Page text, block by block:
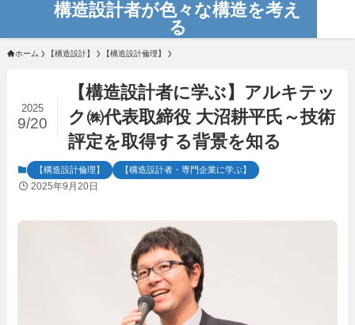
構造設計者が色々な構造を考え
る
ホーム 【構造設計】 【構造設計倫理】
【構造設計者に学ぶ】アルキテッ
ク㈱代表取締役 大沼耕平氏～技術
評定を取得する背景を知る
2025
9/20
【構造設計倫理】 【構造設計者・専門企業に学ぶ】
2025年9月20日